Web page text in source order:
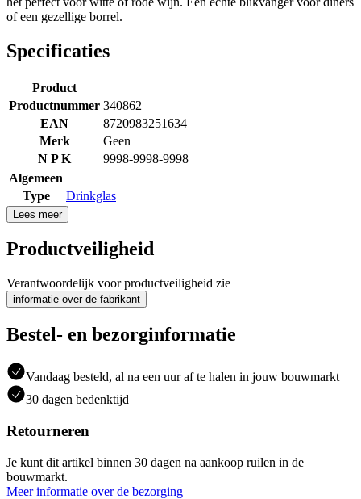
of een gezellige borrel.
Specificaties
Product
Productnummer 340862
EAN
8720983251634
Merk
Geen
N P K
9998-9998-9998
Algemeen
Type
Drinkglas
Lees meer
Productveiligheid
Verantwoordelijk voor productveiligheid zie
informatie over de fabrikant
Bestel- en bezorginformatie
Vandaag besteld, al na een uur af te halen in jouw bouwmarkt
30 dagen bedenktijd
Retourneren
Je kunt dit artikel binnen 30 dagen na aankoop ruilen in de
bouwmarkt.
Meer informatie over de bezorging